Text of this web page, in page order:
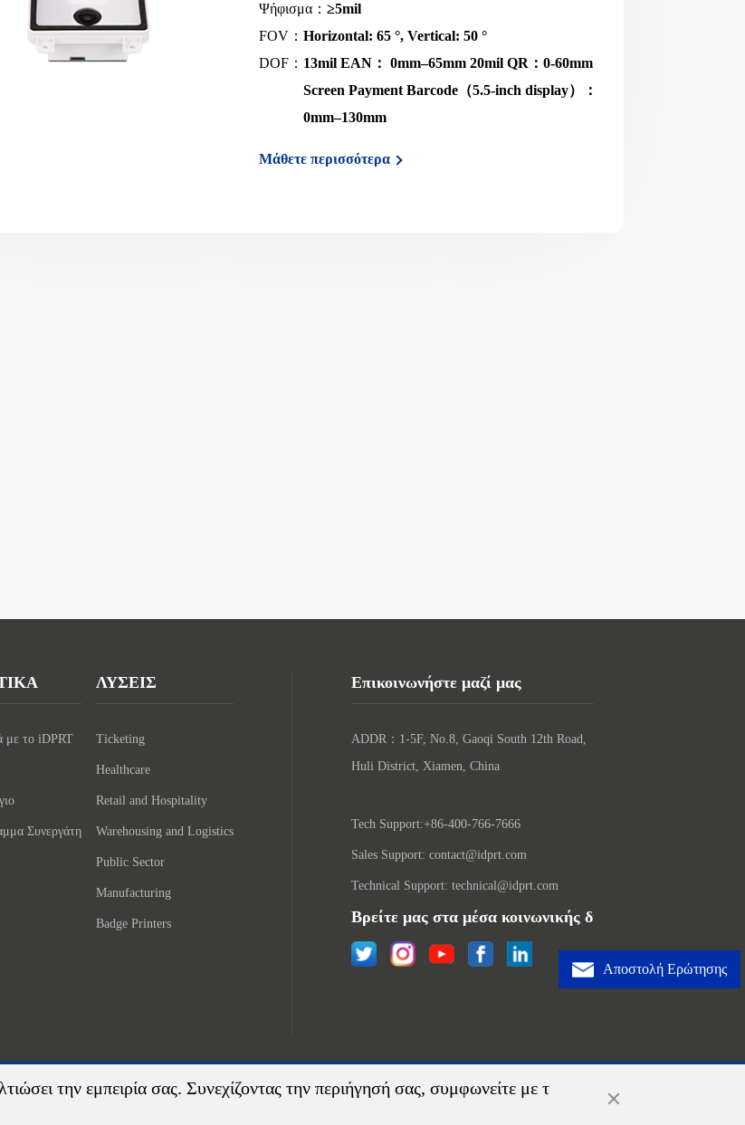
Ψήφισμα： ≥5mil
FOV： Horizontal: 65 °, Vertical: 50 °
DOF： 13mil EAN： 0mm–65mm 20mil QR：0-60mm
Screen Payment Barcode（5.5-inch display）：
0mm–130mm
Μάθετε περισσότερα
την εμπειρία σας. Συνεχίζοντας την περιήγησή σας, συμφωνείτε με τ
Αποστολή Ερώτησης
με το iDPRT
Συνεργάτη
ΛΥΣΕΙΣ
Ticketing
Healthcare
Retail and Hospitality
Warehousing and Logistics
Public Sector
Manufacturing
Badge Printers
Επικοινωνήστε μαζί μας
ADDR：1-5F, No.8, Gaoqi South 12th Road,
Huli District, Xiamen, China
Tech Support:+86-400-766-7666
Sales Support: contact@idprt.com
Technical Support: technical@idprt.com
Βρείτε μας στα μέσα κοινωνικής δικτύωσης: